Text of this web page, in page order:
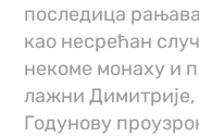
последица
као несрећан
некоме монаху и
лажни Димитрије,
Годунову